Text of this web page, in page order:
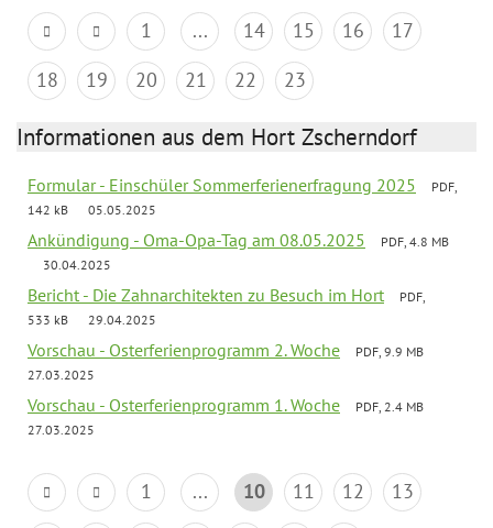
1 ... 14 15 16
17
18
19 20 21 22 23
Informationen aus dem Hort Zscherndorf
Formular - Einschüler Sommerferienerfragung 2025
PDF,
142 kB
05.05.2025
Ankündigung - Oma-Opa-Tag am 08.05.2025
PDF, 4.8 MB
30.04.2025
Bericht - Die Zahnarchitekten zu Besuch im Hort
PDF,
533 kB
29.04.2025
Vorschau - Osterferienprogramm 2. Woche
PDF, 9.9 MB
27.03.2025
Vorschau - Osterferienprogramm 1. Woche
PDF, 2.4 MB
27.03.2025
1 ... 10 11 12
13